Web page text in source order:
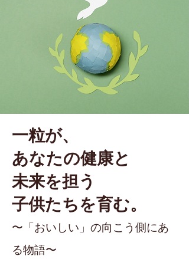
一粒が、
あなたの健康と
未来を担う
子供たちを育む。
〜「おいしい」の向こう側にあ
る物語〜